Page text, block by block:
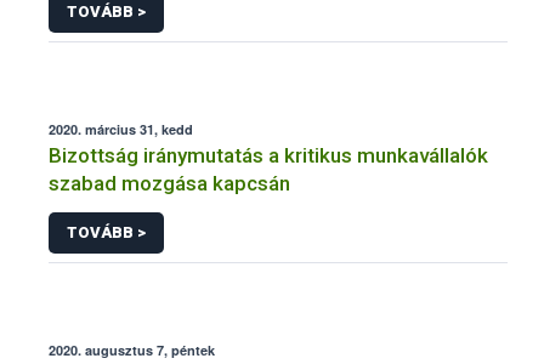
TOVÁBB >
2020. március 31, kedd
Bizottság iránymutatás a kritikus munkavállalók
szabad mozgása kapcsán
TOVÁBB >
2020. augusztus 7, péntek